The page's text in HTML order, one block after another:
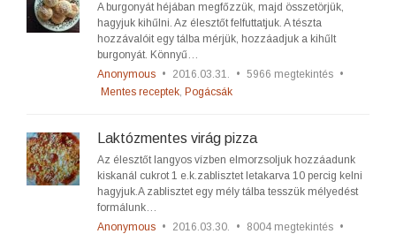
A burgonyát héjában megfőzzük, majd összetörjük,
hagyjuk kihűlni. Az élesztőt felfuttatjuk. A tészta
hozzávalóit egy tálba mérjük, hozzáadjuk a kihűlt
burgonyát. Könnyű…
Anonymous • 2016.03.31. • 5966 megtekintés •
Mentes receptek, Pogácsák
Laktózmentes virág pizza
Az élesztőt langyos vízben elmorzsoljuk hozzáadunk
kiskanál cukrot 1 e.k.zablisztet letakarva 10 percig kelni
hagyjuk.A zablisztet egy mély tálba tesszük mélyedést
formálunk…
Anonymous • 2016.03.30. • 8004 megtekintés •